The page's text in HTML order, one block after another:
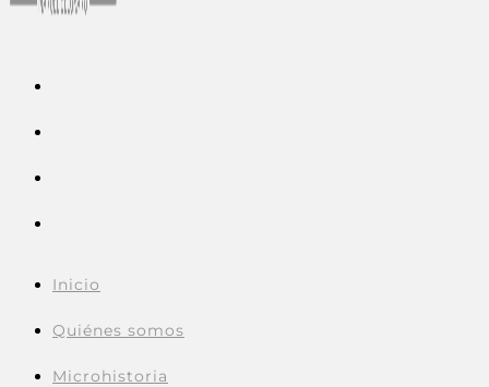
Inicio
Quiénes somos
Microhistoria